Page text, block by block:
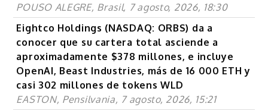
POUSO ALEGRE, Brasil, 7 agosto, 2026, 18:30
Eightco Holdings (NASDAQ: ORBS) da a
conocer que su cartera total asciende a
aproximadamente $378 millones, e incluye
OpenAI, Beast Industries, más de 16 000 ETH y
casi 302 millones de tokens WLD
EASTON, Pensilvania, 7 agosto, 2026, 15:21